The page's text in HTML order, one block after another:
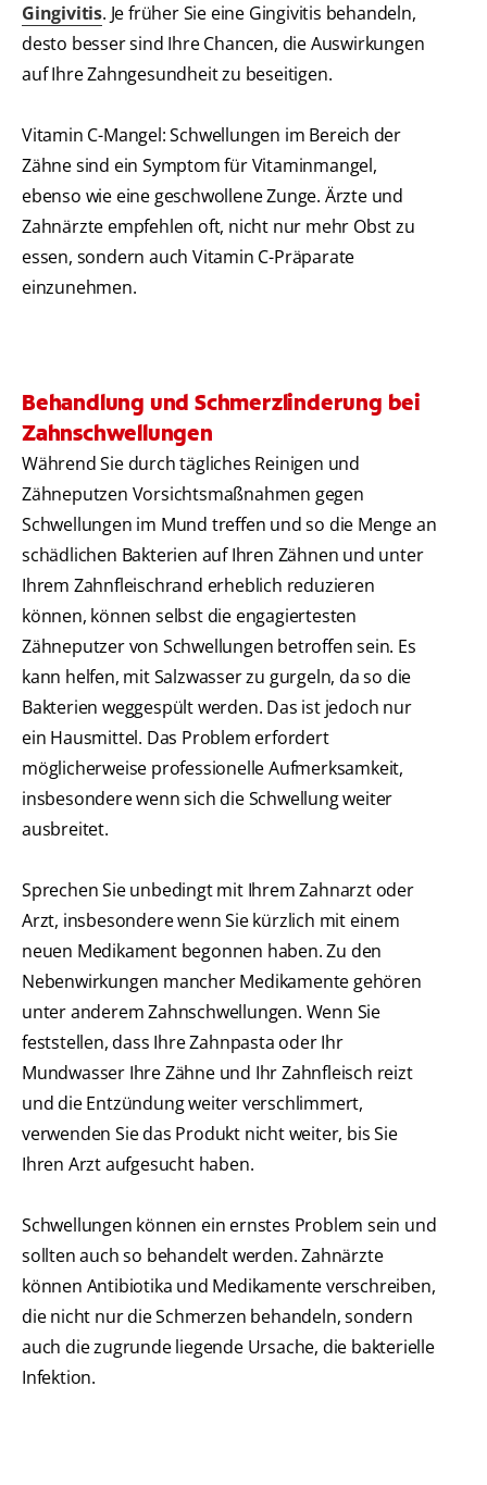
Gingivitis. Je früher Sie eine Gingivitis behandeln,
desto besser sind Ihre Chancen, die Auswirkungen
auf Ihre Zahngesundheit zu beseitigen.
Vitamin C-Mangel: Schwellungen im Bereich der
Zähne sind ein Symptom für Vitaminmangel,
ebenso wie eine geschwollene Zunge. Ärzte und
Zahnärzte empfehlen oft, nicht nur mehr Obst zu
essen, sondern auch Vitamin C-Präparate
einzunehmen.
Behandlung und Schmerzlinderung bei
Zahnschwellungen
Während Sie durch tägliches Reinigen und
Zähneputzen Vorsichtsmaßnahmen gegen
Schwellungen im Mund treffen und so die Menge an
schädlichen Bakterien auf Ihren Zähnen und unter
Ihrem Zahnfleischrand erheblich reduzieren
können, können selbst die engagiertesten
Zähneputzer von Schwellungen betroffen sein. Es
kann helfen, mit Salzwasser zu gurgeln, da so die
Bakterien weggespült werden. Das ist jedoch nur
ein Hausmittel. Das Problem erfordert
möglicherweise professionelle Aufmerksamkeit,
insbesondere wenn sich die Schwellung weiter
ausbreitet.
Sprechen Sie unbedingt mit Ihrem Zahnarzt oder
Arzt, insbesondere wenn Sie kürzlich mit einem
neuen Medikament begonnen haben. Zu den
Nebenwirkungen mancher Medikamente gehören
unter anderem Zahnschwellungen. Wenn Sie
feststellen, dass Ihre Zahnpasta oder Ihr
Mundwasser Ihre Zähne und Ihr Zahnfleisch reizt
und die Entzündung weiter verschlimmert,
verwenden Sie das Produkt nicht weiter, bis Sie
Ihren Arzt aufgesucht haben.
Schwellungen können ein ernstes Problem sein und
sollten auch so behandelt werden. Zahnärzte
können Antibiotika und Medikamente verschreiben,
die nicht nur die Schmerzen behandeln, sondern
auch die zugrunde liegende Ursache, die bakterielle
Infektion.